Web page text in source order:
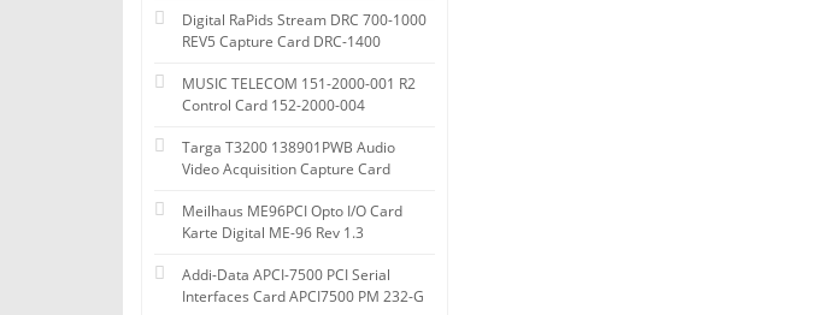
Digital RaPids Stream DRC 700-1000
REV5 Capture Card DRC-1400
MUSIC TELECOM 151-2000-001 R2
Control Card 152-2000-004
Targa T3200 138901PWB Audio
Video Acquisition Capture Card
Meilhaus ME96PCI Opto I/O Card
Karte Digital ME-96 Rev 1.3
Addi-Data APCI-7500 PCI Serial
Interfaces Card APCI7500 PM 232-G